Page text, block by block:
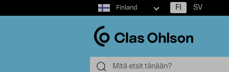
Select
market
Finland FI SV